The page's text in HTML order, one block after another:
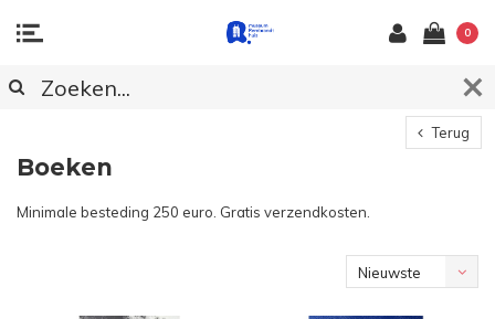
0
Terug
Boeken
Minimale besteding 250 euro. Gratis verzendkosten.
Nieuwste